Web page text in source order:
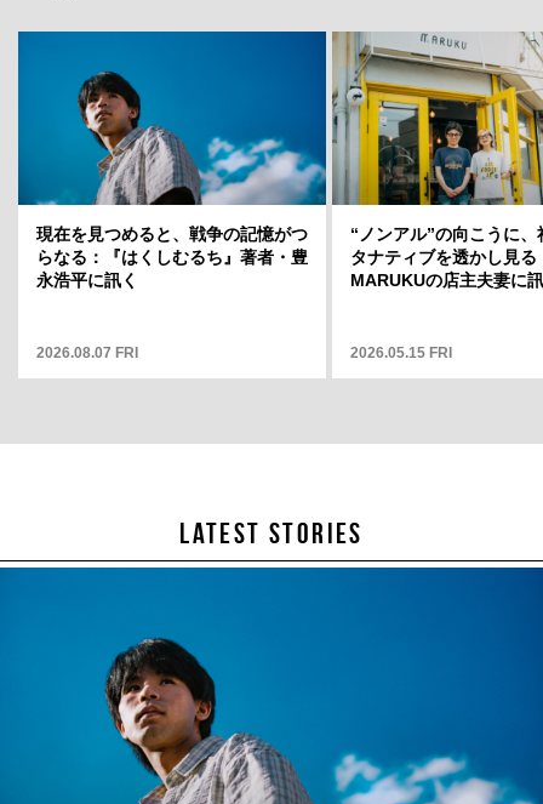
」店長・
ういう場
こから何
岡山天音に聞く、変容のスリルと変
わらない自分——連載「そこから何
が見えますか」12
2025.05.01 THU
現在を見つめると、戦争の記憶がつ
らなる：『はくしむるち』著者・豊
永浩平に訊く
2026.08.07 FRI
“ノンアル”の向こうに、
タナティブを透かし見る
MARUKUの店主夫妻に
2026.05.15 FRI
LATEST STORIES